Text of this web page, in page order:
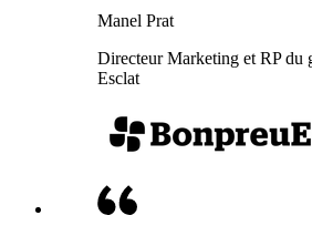
Manel Prat
Directeur Marketing et RP du
Esclat